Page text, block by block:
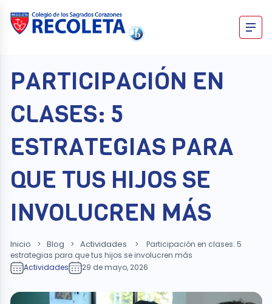
content
PARTICIPACIÓN EN
CLASES: 5
ESTRATEGIAS PARA
QUE TUS HIJOS SE
INVOLUCREN MÁS
Inicio > Blog > Actividades >
Participación en clases: 5
estrategias para que tus hijos se involucren más
Actividades
29 de mayo, 2026